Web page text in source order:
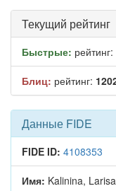
Текущий рейтинг
Быстрые: рейтинг:
Блиц: рейтинг:
Данные FIDE
FIDE ID: 4108353
Имя: Kalinina, Larisa